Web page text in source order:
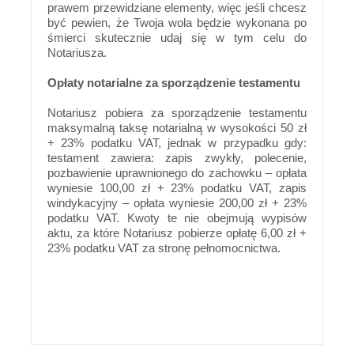
prawem przewidziane elementy, więc jeśli chcesz
być pewien, że Twoja wola będzie wykonana po
śmierci skutecznie udaj się w tym celu do
Notariusza.
Opłaty notarialne za sporządzenie testamentu
Notariusz pobiera za sporządzenie testamentu
maksymalną taksę notarialną w wysokości 50 zł
+ 23% podatku VAT, jednak w przypadku gdy:
testament zawiera: zapis zwykły, polecenie,
pozbawienie uprawnionego do zachowku – opłata
wyniesie 100,00 zł + 23% podatku VAT, zapis
windykacyjny – opłata wyniesie 200,00 zł + 23%
podatku VAT. Kwoty te nie obejmują wypisów
aktu, za które Notariusz pobierze opłatę 6,00 zł +
23% podatku VAT za stronę pełnomocnictwa.